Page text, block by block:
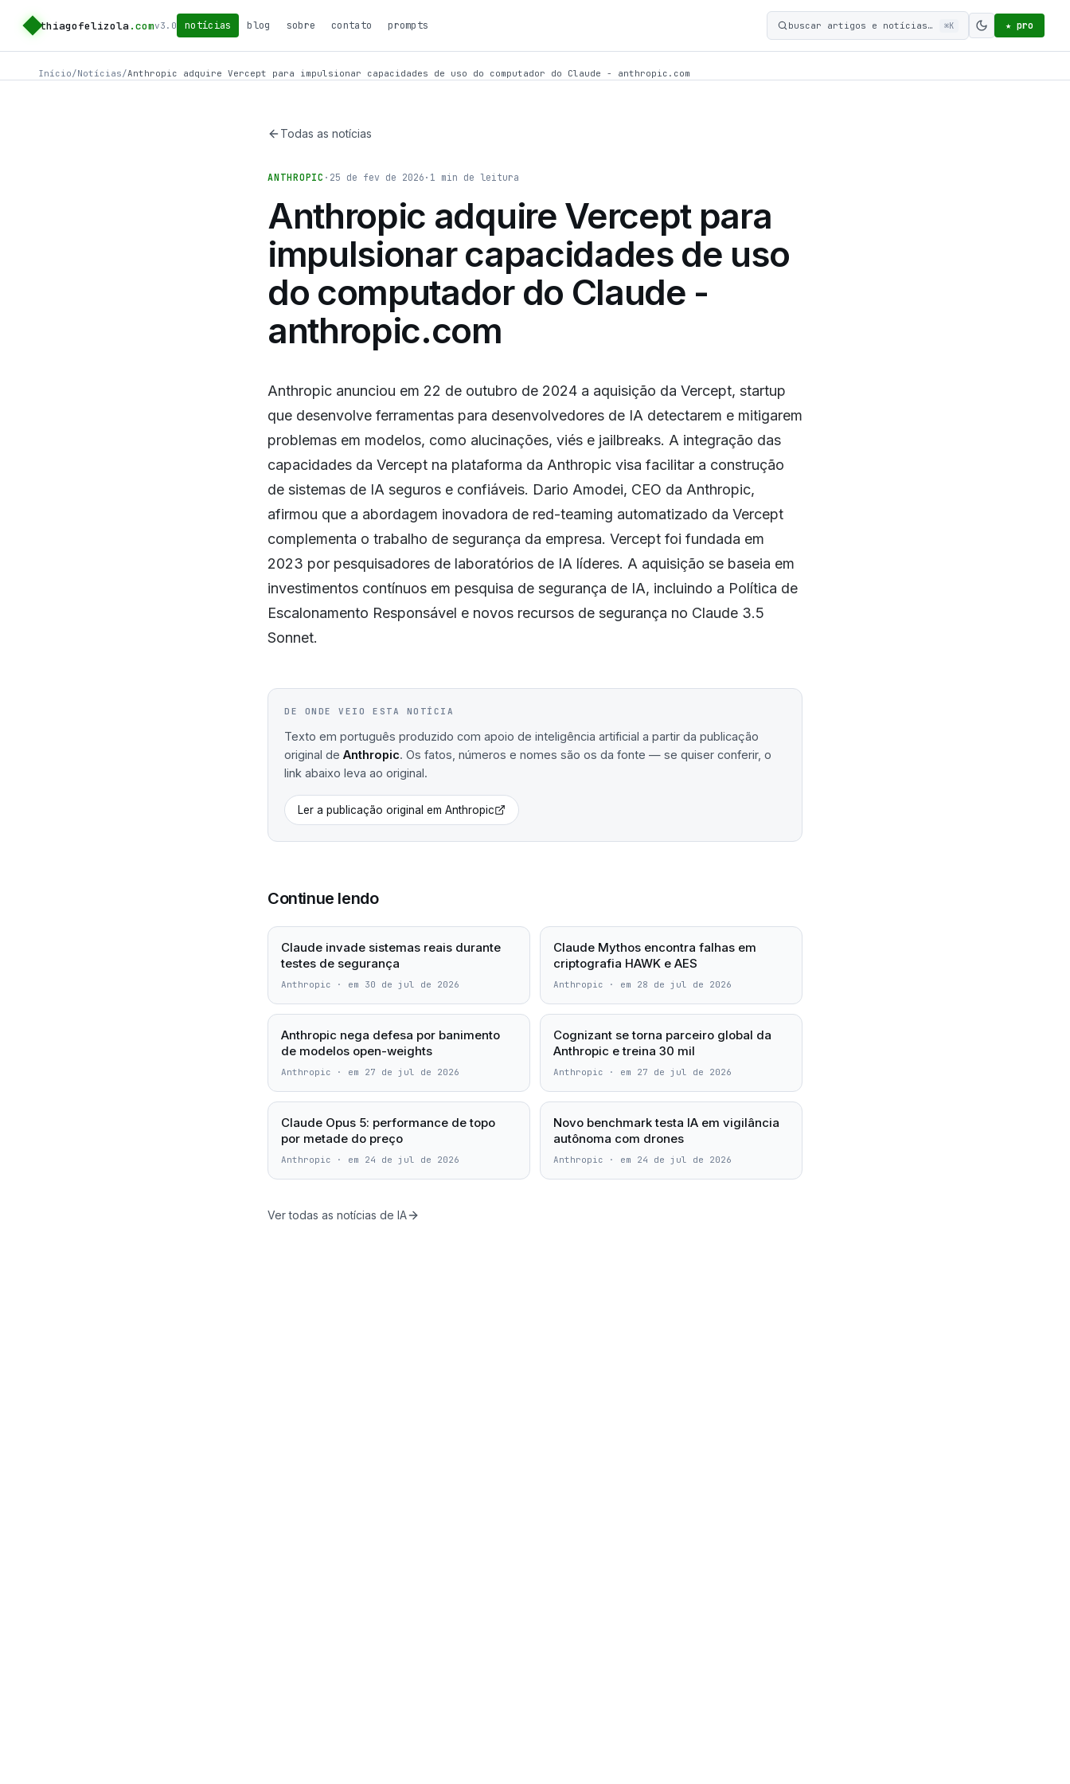
thiagofelizola .comv3.0 notícias blog sobre contato prompts buscar artigos e notícias… ⌘K
Ativar modo
★ pro
Início/Notícias/Anthropic adquire Vercept para impulsionar capacidades de uso do computador do Claude - anthropic.com
Todas as notícias
ANTHROPIC · 25 de fev de 2026 · 1 min de leitura
Anthropic adquire Vercept para
impulsionar capacidades de uso
do computador do Claude -
anthropic.com
Anthropic anunciou em 22 de outubro de 2024 a aquisição da Vercept, startup
que desenvolve ferramentas para desenvolvedores de IA detectarem e mitigarem
problemas em modelos, como alucinações, viés e jailbreaks. A integração das
capacidades da Vercept na plataforma da Anthropic visa facilitar a construção
de sistemas de IA seguros e confiáveis. Dario Amodei, CEO da Anthropic,
afirmou que a abordagem inovadora de red-teaming automatizado da Vercept
complementa o trabalho de segurança da empresa. Vercept foi fundada em
2023 por pesquisadores de laboratórios de IA líderes. A aquisição se baseia em
investimentos contínuos em pesquisa de segurança de IA, incluindo a Política de
Escalonamento Responsável e novos recursos de segurança no Claude 3.5
Sonnet.
DE ONDE VEIO ESTA NOTÍCIA
Texto em português produzido com apoio de inteligência artificial a partir da publicação
original de Anthropic. Os fatos, números e nomes são os da fonte — se quiser conferir, o
link abaixo leva ao original.
Ler a publicação original em Anthropic
Continue lendo
Claude invade sistemas reais durante
testes de segurança
Anthropic · em 30 de jul de 2026
Claude Mythos encontra falhas em
criptografia HAWK e AES
Anthropic · em 28 de jul de 2026
Anthropic nega defesa por banimento
de modelos open-weights
Anthropic · em 27 de jul de 2026
Cognizant se torna parceiro global da
Anthropic e treina 30 mil
Anthropic · em 27 de jul de 2026
Claude Opus 5: performance de topo
por metade do preço
Anthropic · em 24 de jul de 2026
Novo benchmark testa IA em vigilância
autônoma com drones
Anthropic · em 24 de jul de 2026
Ver todas as notícias de IA